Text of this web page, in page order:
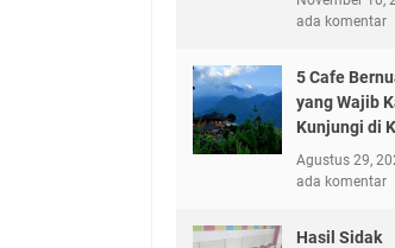
ada komentar
5 Cafe
yang Wajib
Kunjungi di
Agustus 29,
ada komentar
Hasil Sidak